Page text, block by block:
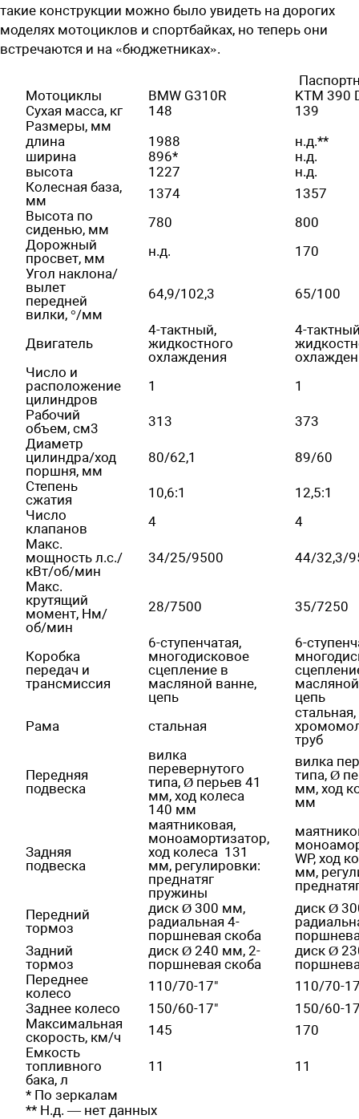
такие конструкции можно было увидеть на дорогих
моделях мотоциклов и спортбайках, но теперь они
встречаются и на «бюджетниках».
Мотоциклы
BMW G310R
KTM 390
Сухая масса, кг
148
139
Размеры, мм
длина
1988
н.д.**
ширина
896*
н.д.
высота
1227
н.д.
Колесная база,
мм
1374
1357
Высота по
сиденью, мм
780
800
Дорожный
просвет, мм
н.д.
170
Угол наклона/
вылет
передней
вилки, °/мм
64,9/102,3 65/100
Двигатель
4-тактный,
жидкостного
охлаждения
4-
Число и
расположение
цилиндров
1
1
Рабочий
объем, см3
313
373
Диаметр
цилиндра/ход
поршня, мм
80/62,1
89/60
Степень
сжатия
10,6:1
12,5:1
Число
клапанов
4
4
Макс.
мощность л.с./
кВт/об/мин
34/25/9500
44/32,3/
Макс.
крутящий
момент, Нм/
об/мин
28/7500 35/7250
Коробка
передач и
трансмиссия
6-ступенчатая,
многодисковое
сцепление в
масляной ванне,
цепь
6-
цепь
Рама
стальная
труб
Передняя
подвеска
вилка
перевернутого
типа, Ø перьев 41
мм, ход колеса
140 мм
вилка
типа, Ø
мм, ход
мм
Задняя
подвеска
маятниковая,
моноамортизатор,
ход колеса 131
мм, регулировки:
преднатяг
пружины
WP, ход
мм,
Передний
тормоз
диск Ø 300 мм,
радиальная 4-
поршневая скоба
диск Ø
Задний
тормоз
диск Ø 240 мм, 2-
поршневая скоба
диск Ø
Переднее
колесо
110/70-17"
110/70-
Заднее колесо
150/60-17"
150/60-
Максимальная
скорость, км/ч
145
170
Емкость
топливного
бака, л
11
11
* По зеркалам
** Н.д. — нет данных